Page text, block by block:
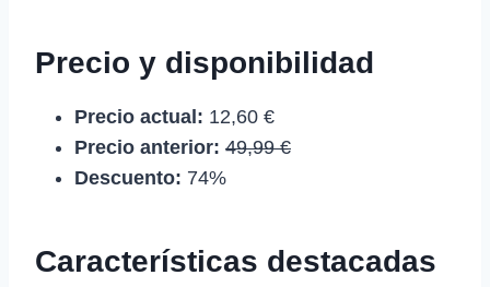
Precio y disponibilidad
Precio actual: 12,60 €
Precio anterior: 49,99 €
Descuento: 74%
Características destacadas